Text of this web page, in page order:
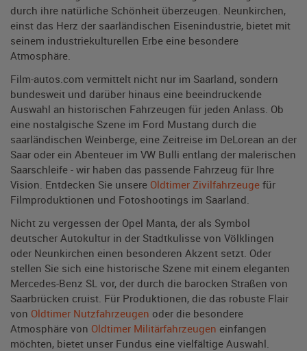
durch ihre natürliche Schönheit überzeugen. Neunkirchen,
einst das Herz der saarländischen Eisenindustrie, bietet mit
seinem industriekulturellen Erbe eine besondere
Atmosphäre.
Film-autos.com vermittelt nicht nur im Saarland, sondern
bundesweit und darüber hinaus eine beeindruckende
Auswahl an historischen Fahrzeugen für jeden Anlass. Ob
eine nostalgische Szene im Ford Mustang durch die
saarländischen Weinberge, eine Zeitreise im DeLorean an der
Saar oder ein Abenteuer im VW Bulli entlang der malerischen
Saarschleife - wir haben das passende Fahrzeug für Ihre
Vision. Entdecken Sie unsere Oldtimer Zivilfahrzeuge für
Filmproduktionen und Fotoshootings im Saarland.
Nicht zu vergessen der Opel Manta, der als Symbol
deutscher Autokultur in der Stadtkulisse von Völklingen
oder Neunkirchen einen besonderen Akzent setzt. Oder
stellen Sie sich eine historische Szene mit einem eleganten
Mercedes-Benz SL vor, der durch die barocken Straßen von
Saarbrücken cruist. Für Produktionen, die das robuste Flair
von Oldtimer Nutzfahrzeugen oder die besondere
Atmosphäre von Oldtimer Militärfahrzeugen einfangen
möchten, bietet unser Fundus eine vielfältige Auswahl.